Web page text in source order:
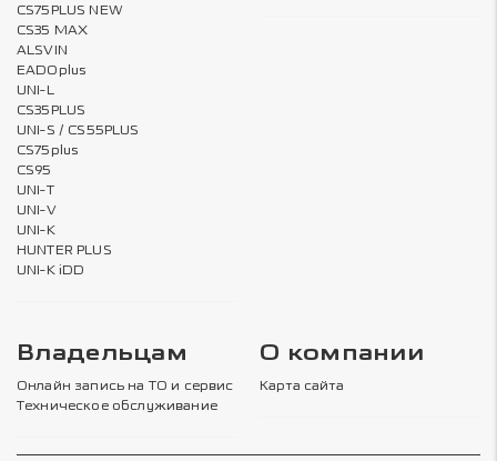
CS75PLUS NEW
CS35 MAX
ALSVIN
EADOplus
UNI-L
CS35PLUS
UNI-S / CS55PLUS
CS75plus
CS95
UNI-T
UNI-V
UNI-K
HUNTER PLUS
UNI-K iDD
Владельцам
Онлайн запись на ТО и сервис
Техническое обслуживание
О компании
Карта сайта